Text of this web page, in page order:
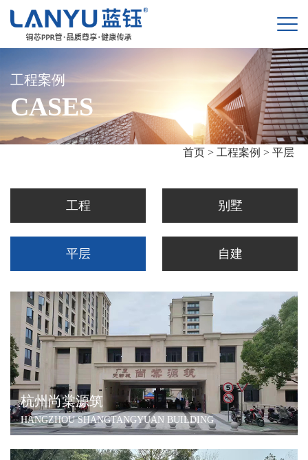
工程案例
CASES
首页 > 工程案例 > 平层
工程 别墅
平层 自建
杭州尚棠源筑
HANGZHOU SHANGTANGYUAN BUILDING